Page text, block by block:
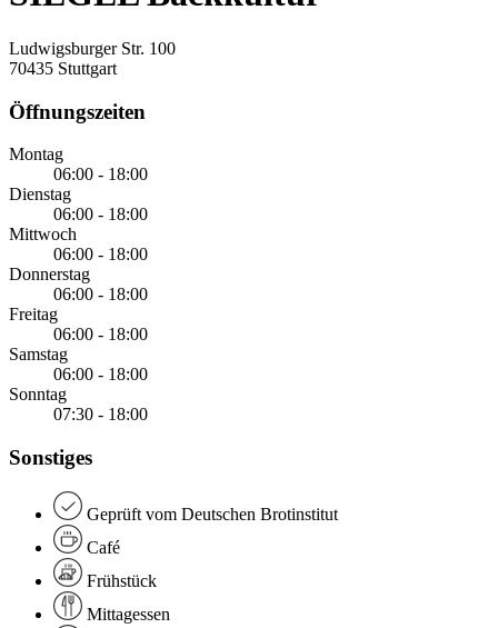
Ludwigsburger Str. 100
70435 Stuttgart
Öffnungszeiten
Montag
06:00 - 18:00
Dienstag
06:00 - 18:00
Mittwoch
06:00 - 18:00
Donnerstag
06:00 - 18:00
Freitag
06:00 - 18:00
Samstag
06:00 - 18:00
Sonntag
07:30 - 18:00
Sonstiges
Geprüft vom Deutschen Brotinstitut
Café
Frühstück
Mittagessen